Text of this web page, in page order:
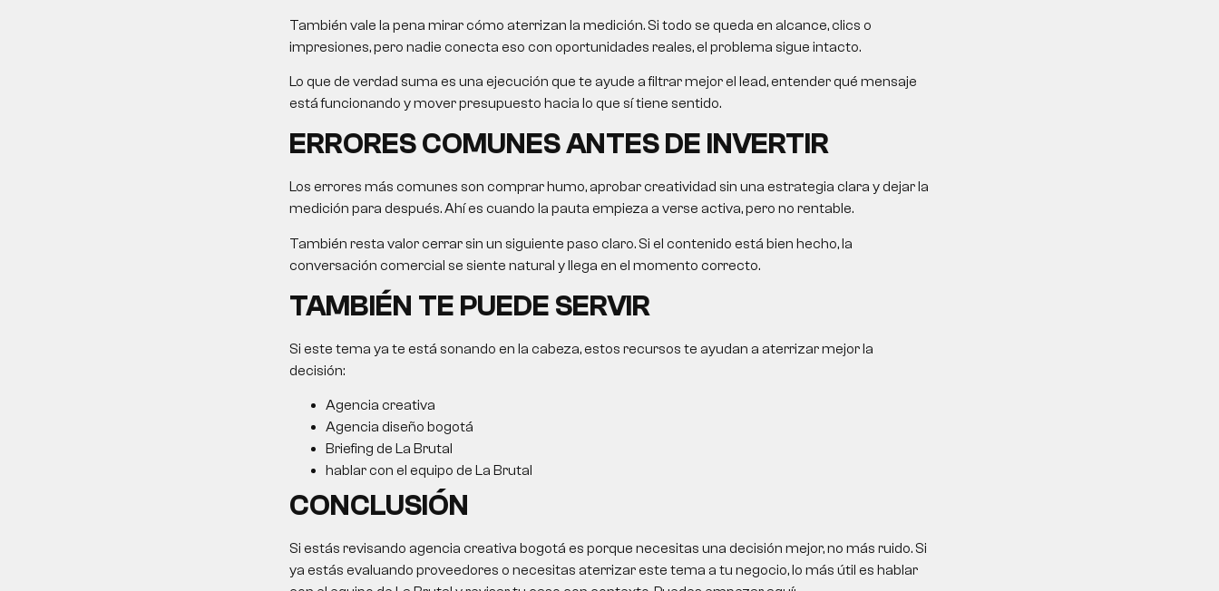
También vale la pena mirar cómo aterrizan la medición. Si todo se queda en alcance, clics o
impresiones, pero nadie conecta eso con oportunidades reales, el problema sigue intacto.
Lo que de verdad suma es una ejecución que te ayude a filtrar mejor el lead, entender qué mensaje
está funcionando y mover presupuesto hacia lo que sí tiene sentido.
ERRORES COMUNES ANTES DE INVERTIR
Los errores más comunes son comprar humo, aprobar creatividad sin una estrategia clara y dejar la
medición para después. Ahí es cuando la pauta empieza a verse activa, pero no rentable.
También resta valor cerrar sin un siguiente paso claro. Si el contenido está bien hecho, la
conversación comercial se siente natural y llega en el momento correcto.
TAMBIÉN TE PUEDE SERVIR
Si este tema ya te está sonando en la cabeza, estos recursos te ayudan a aterrizar mejor la
decisión:
Agencia creativa
Agencia diseño bogotá
Briefing de La Brutal
hablar con el equipo de La Brutal
CONCLUSIÓN
Si estás revisando agencia creativa bogotá es porque necesitas una decisión mejor, no más ruido. Si
ya estás evaluando proveedores o necesitas aterrizar este tema a tu negocio, lo más útil es hablar